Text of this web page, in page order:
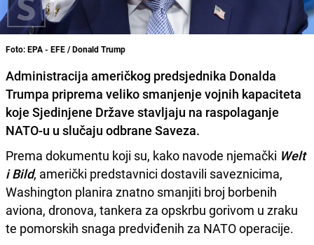
Foto: EPA - EFE / Donald Trump
Administracija američkog predsjednika Donalda
Trumpa priprema veliko smanjenje vojnih kapaciteta
koje Sjedinjene Države stavljaju na raspolaganje
NATO-u u slučaju odbrane Saveza.
Prema dokumentu koji su, kako navode njemački Welt
i Bild, američki predstavnici dostavili saveznicima,
Washington planira znatno smanjiti broj borbenih
aviona, dronova, tankera za opskrbu gorivom u zraku
te pomorskih snaga predviđenih za NATO operacije.